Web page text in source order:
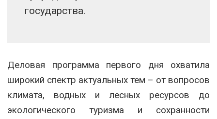
государства.
Деловая программа первого дня охватила
широкий спектр актуальных тем – от вопросов
климата, водных и лесных ресурсов до
экологического туризма и сохранности